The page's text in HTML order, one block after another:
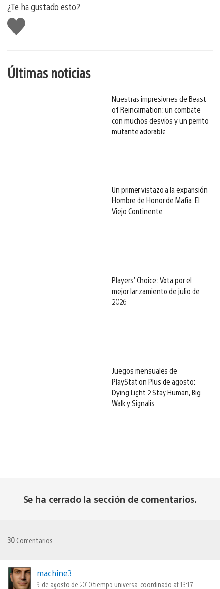
¿Te ha gustado esto?
Me
gusta
Últimas noticias
Nuestras impresiones de Beast
of Reincarnation: un combate
con muchos desvíos y un perrito
mutante adorable
Un primer vistazo a la expansión
Hombre de Honor de Mafia: El
Viejo Continente
Players’ Choice: Vota por el
mejor lanzamiento de julio de
2026
Juegos mensuales de
PlayStation Plus de agosto:
Dying Light 2 Stay Human, Big
Walk y Signalis
Se ha cerrado la sección de comentarios.
30 Comentarios
machine3
9 de agosto de 2010 tiempo universal coordinado at 13:17